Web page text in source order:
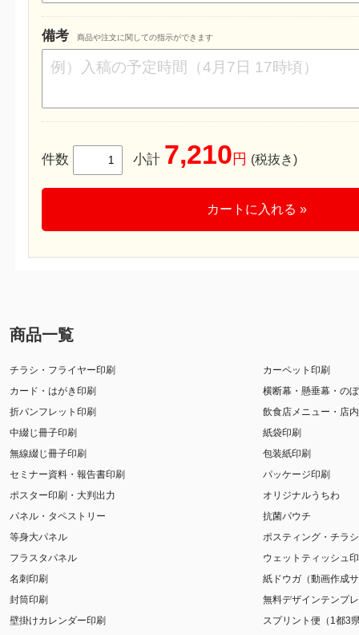
備考 商品や注文に関しての指示ができます
件数 小計 7,210 円 (税抜き)
カートに入れる »
商品一覧
チラシ・フライヤー印刷
カード・はがき印刷
折パンフレット印刷
中綴じ冊子印刷
無線綴じ冊子印刷
セミナー資料・報告書印刷
ポスター印刷・大判出力
パネル・タペストリー
等身大パネル
フラスタパネル
名刺印刷
封筒印刷
壁掛けカレンダー印刷
カーペット印刷
横断幕・懸垂幕・の
飲食店メニュー・店
紙袋印刷
包装紙印刷
パッケージ印刷
オリジナルうちわ
抗菌パウチ
ポスティング・チラ
ウェットティッシュ
紙ドウガ（動画作成
無料デザインテンプ
スプリント便（1都3